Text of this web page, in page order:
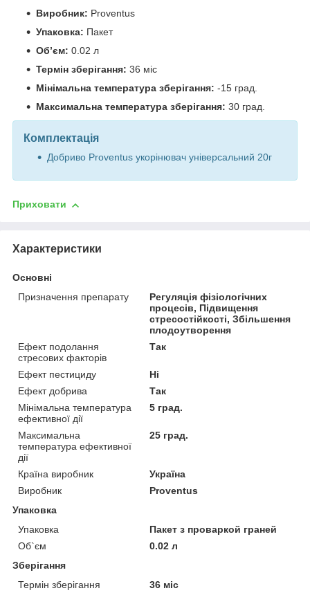
Виробник: Proventus
Упаковка: Пакет
Об’єм: 0.02 л
Термін зберігання: 36 міс
Мінімальна температура зберігання: -15 град.
Максимальна температура зберігання: 30 град.
Комплектація
Добриво Proventus укорінювач універсальний 20г
Приховати
Характеристики
Основні
Призначення препарату
Регуляція фізіологічних
процесів, Підвищення
стресостійкості, Збільшення
плодоутворення
Ефект подолання
стресових факторів
Так
Ефект пестициду
Ні
Ефект добрива
Так
Мінімальна температура
ефективної дії
5 град.
Максимальна
температура ефективної
дії
25 град.
Країна виробник
Україна
Виробник
Proventus
Упаковка
Упаковка
Пакет з проваркой граней
Об`єм
0.02 л
Зберігання
Термін зберігання
36 міс